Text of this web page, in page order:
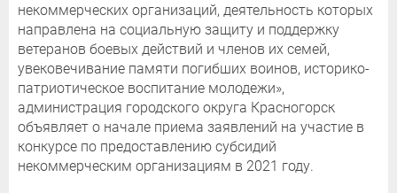
некоммерческих организаций, деятельность которых
направлена на социальную защиту и поддержку
ветеранов боевых действий и членов их семей,
увековечивание памяти погибших воинов, историко-
патриотическое воспитание молодежи»,
администрация городского округа Красногорск
объявляет о начале приема заявлений на участие в
конкурсе по предоставлению субсидий
некоммерческим организациям в 2021 году.